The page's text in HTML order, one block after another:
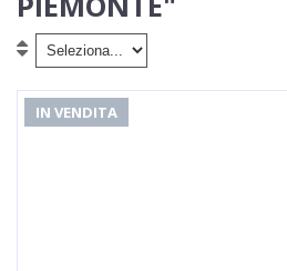
Lascia Una Richiesta
Proponi Un Immobile
Valuta Un Immobile
Contatti
IN VENDITA